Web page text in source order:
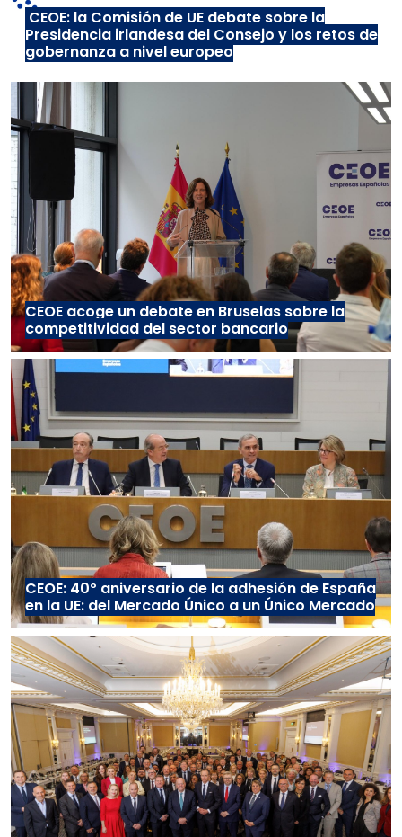
CEOE: la Comisión de UE debate sobre la
Presidencia irlandesa del Consejo y los retos de
gobernanza a nivel europeo
CEOE acoge un debate en Bruselas sobre la
competitividad del sector bancario
CEOE: 40º aniversario de la adhesión de España
en la UE: del Mercado Único a un Único Mercado